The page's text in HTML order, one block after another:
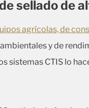
sellado de
agrícolas, de
y de
sistemas CTIS lo